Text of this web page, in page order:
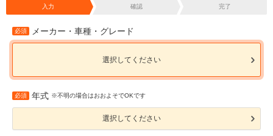
入力 確認 完了
必須 メーカー・車種・グレード
選択してください
必須 年式 ※不明の場合はおおよそでOKです
選択してください